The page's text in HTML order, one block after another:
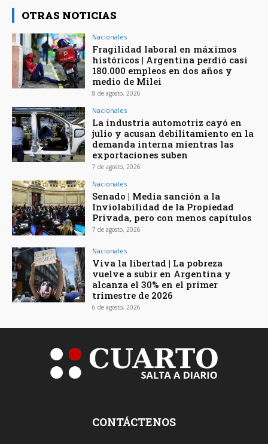
OTRAS NOTICIAS
Nacionales
Fragilidad laboral en máximos
históricos | Argentina perdió casi
180.000 empleos en dos años y
medio de Milei
8 de agosto, 2026
Nacionales
La industria automotriz cayó en
julio y acusan debilitamiento en la
demanda interna mientras las
exportaciones suben
7 de agosto, 2026
Nacionales
Senado | Media sanción a la
Inviolabilidad de la Propiedad
Privada, pero con menos capítulos
7 de agosto, 2026
Nacionales
Viva la libertad | La pobreza
vuelve a subir en Argentina y
alcanza el 30% en el primer
trimestre de 2026
6 de agosto, 2026
CONTÁCTENOS